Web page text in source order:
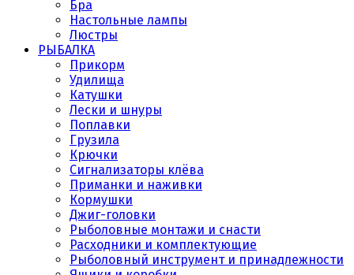
Бра
Настольные лампы
Люстры
РЫБАЛКА
Прикорм
Удилища
Катушки
Лески и шнуры
Поплавки
Грузила
Крючки
Сигнализаторы клёва
Приманки и наживки
Кормушки
Джиг-головки
Рыболовные монтажи и снасти
Расходники и комплектующие
Рыболовный инструмент и принадлежности